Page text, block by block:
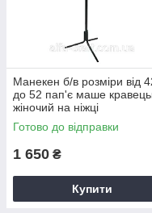
Манекен б/в розміри від
до 52 пап'є маше
жіночий на ніжці
Готово до відправки
1 650 ₴
Купити